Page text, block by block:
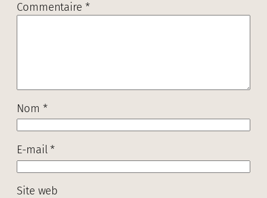
Commentaire *
Nom *
E-mail*
Site web